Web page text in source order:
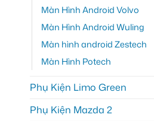
Màn Hình Android Volvo
Màn Hình Android Wuling
Màn hình android Zestech
Màn Hình Potech
Phụ Kiện Limo Green
Phụ Kiện Mazda 2